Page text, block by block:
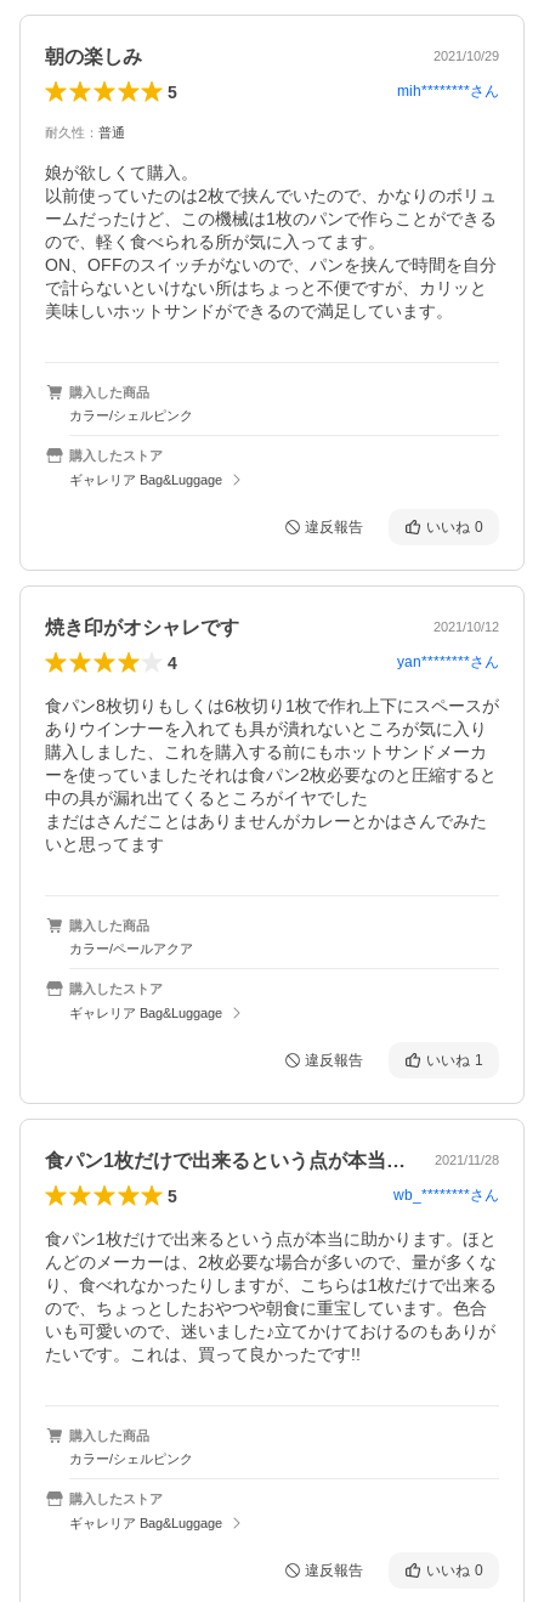
朝の楽しみ 2021/10/29
5 mih********さん
耐久性 ： 普通
娘が欲しくて購入。
以前使っていたのは2枚で挟んでいたので、かなりのボリュ
ームだったけど、この機械は1枚のパンで作らことができる
ので、軽く食べられる所が気に入ってます。
ON、OFFのスイッチがないので、パンを挟んで時間を自分
で計らないといけない所はちょっと不便ですが、カリッと
美味しいホットサンドができるので満足しています。
購入した商品
カラー/シェルピンク
購入したストア
ギャレリア Bag&Luggage
違反報告 いいね 0
焼き印がオシャレです 2021/10/12
4 yan********さん
食パン8枚切りもしくは6枚切り1枚で作れ上下にスペースが
ありウインナーを入れても具が潰れないところが気に入り
購入しました、これを購入する前にもホットサンドメーカ
ーを使っていましたそれは食パン2枚必要なのと圧縮すると
中の具が漏れ出てくるところがイヤでした
まだはさんだことはありませんがカレーとかはさんでみた
いと思ってます
購入した商品
カラー/ペールアクア
購入したストア
ギャレリア Bag&Luggage
違反報告 いいね 1
食パン1枚だけで出来るという点が本当に… 2021/11/28
5 wb_********さん
食パン1枚だけで出来るという点が本当に助かります。ほと
んどのメーカーは、2枚必要な場合が多いので、量が多くな
り、食べれなかったりしますが、こちらは1枚だけで出来る
ので、ちょっとしたおやつや朝食に重宝しています。色合
いも可愛いので、迷いました♪立てかけておけるのもありが
たいです。これは、買って良かったです!!
購入した商品
カラー/シェルピンク
購入したストア
ギャレリア Bag&Luggage
違反報告 いいね 0